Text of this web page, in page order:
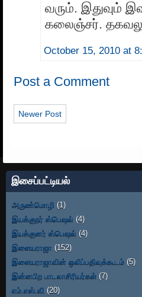
வரும். இதுவும்
கலைஞ்சர்.
October 15, 2010 at
Post a Comment
Newer Post
இசைப்பட்டியல்
அருண்மொழி (1)
இயக்குநர் ஸ்பெஷல் (4)
இயக்குனர் ஸ்பெஷல் (4)
இளையராஜா (152)
இளையராஜாவின் ஒலிப்பதிவுக்கூடம் (5)
இன்னபிற பாடலாசிரியர்கள் (7)
எம்.எஸ்.வி (20)